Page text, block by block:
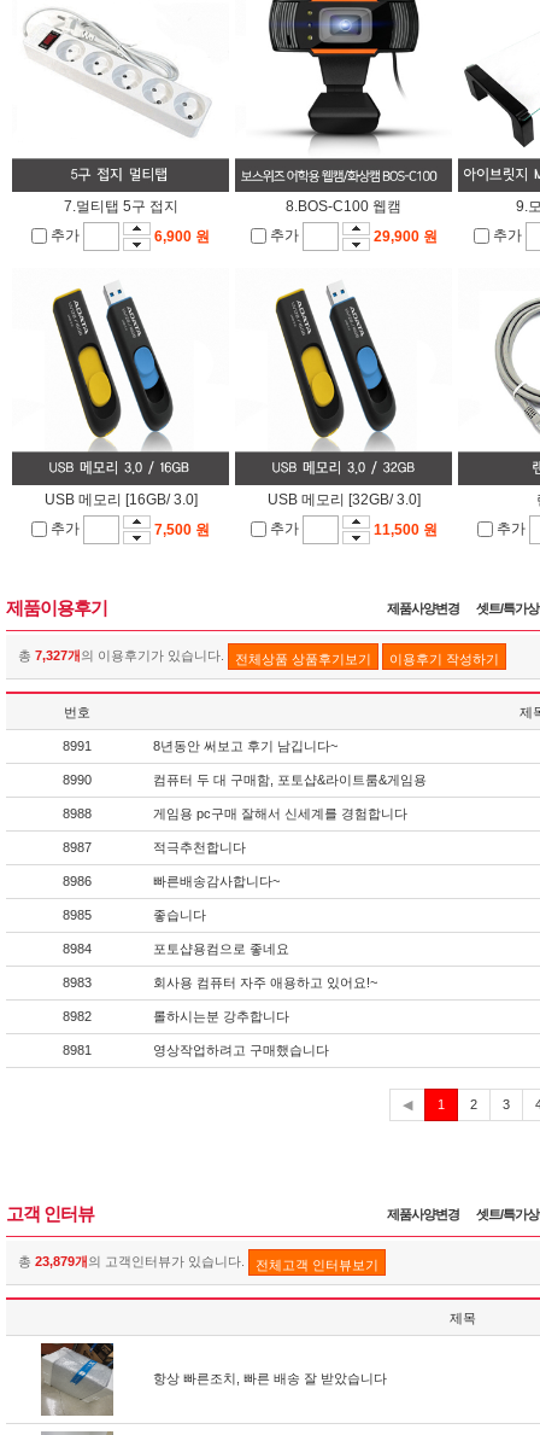
7.멀티탭 5구 접지
추가
6,900 원
8.BOS-C100 웹캠
추가
29,900 원
9.
추가
USB 메모리 [16GB/ 3.0]
추가
7,500 원
USB 메모리 [32GB/ 3.0]
추가
11,500 원
추가
제품이용후기 제품사양변경 셋트/특가
총 7,327개의 이용후기가 있습니다. 전체상품 상품후기보기 이용후기 작성하기
번호 제
8991 8년동안 써보고 후기 남깁니다~
8990 컴퓨터 두 대 구매함, 포토샵&라이트룸&게임용
8988 게임용 pc구매 잘해서 신세계를 경험합니다
8987 적극추천합니다
8986 빠른배송감사합니다~
8985 좋습니다
8984 포토샵용컴으로 좋네요
8983 회사용 컴퓨터 자주 애용하고 있어요!~
8982 롤하시는분 강추합니다
8981 영상작업하려고 구매했습니다
◀ 1
재
2 3
고객 인터뷰 제품사양변경 셋트/특가
총 23,879개의 고객인터뷰가 있습니다. 전체고객 인터뷰보기
제목
항상 빠른조치, 빠른 배송 잘 받았습니다